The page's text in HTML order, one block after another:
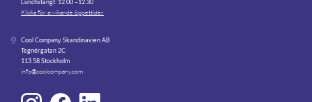
Lunchstängt: 12.00 –12.30
Klicka för avvikande öppettider
Cool Company Skandinavien AB
Tegnérgatan 2C
113 58 Stockholm
info@coolcompany.com